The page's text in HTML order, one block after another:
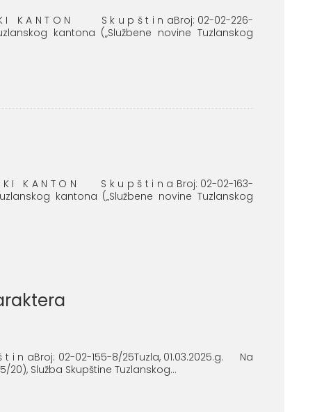
K I K A N T O N S k u p š t i n aBroj: 02-02-226-
kantona („Službene novine Tuzlanskog
K I K A N T O N S k u p š t i n a Broj: 02-02-163-
kantona („Službene novine Tuzlanskog
n aBroj: 02-02-155-8/25Tuzla, 01.03.2025.g. Na
Služba Skupštine Tuzlanskog...